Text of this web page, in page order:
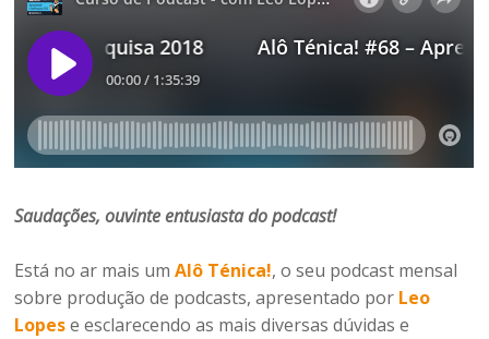
Saudações, ouvinte entusiasta do podcast!
Está no ar mais umAlô Ténica!, o seu podcast mensal
sobre produção de podcasts, apresentado por Leo
Lopese esclarecendo as mais diversas dúvidas e